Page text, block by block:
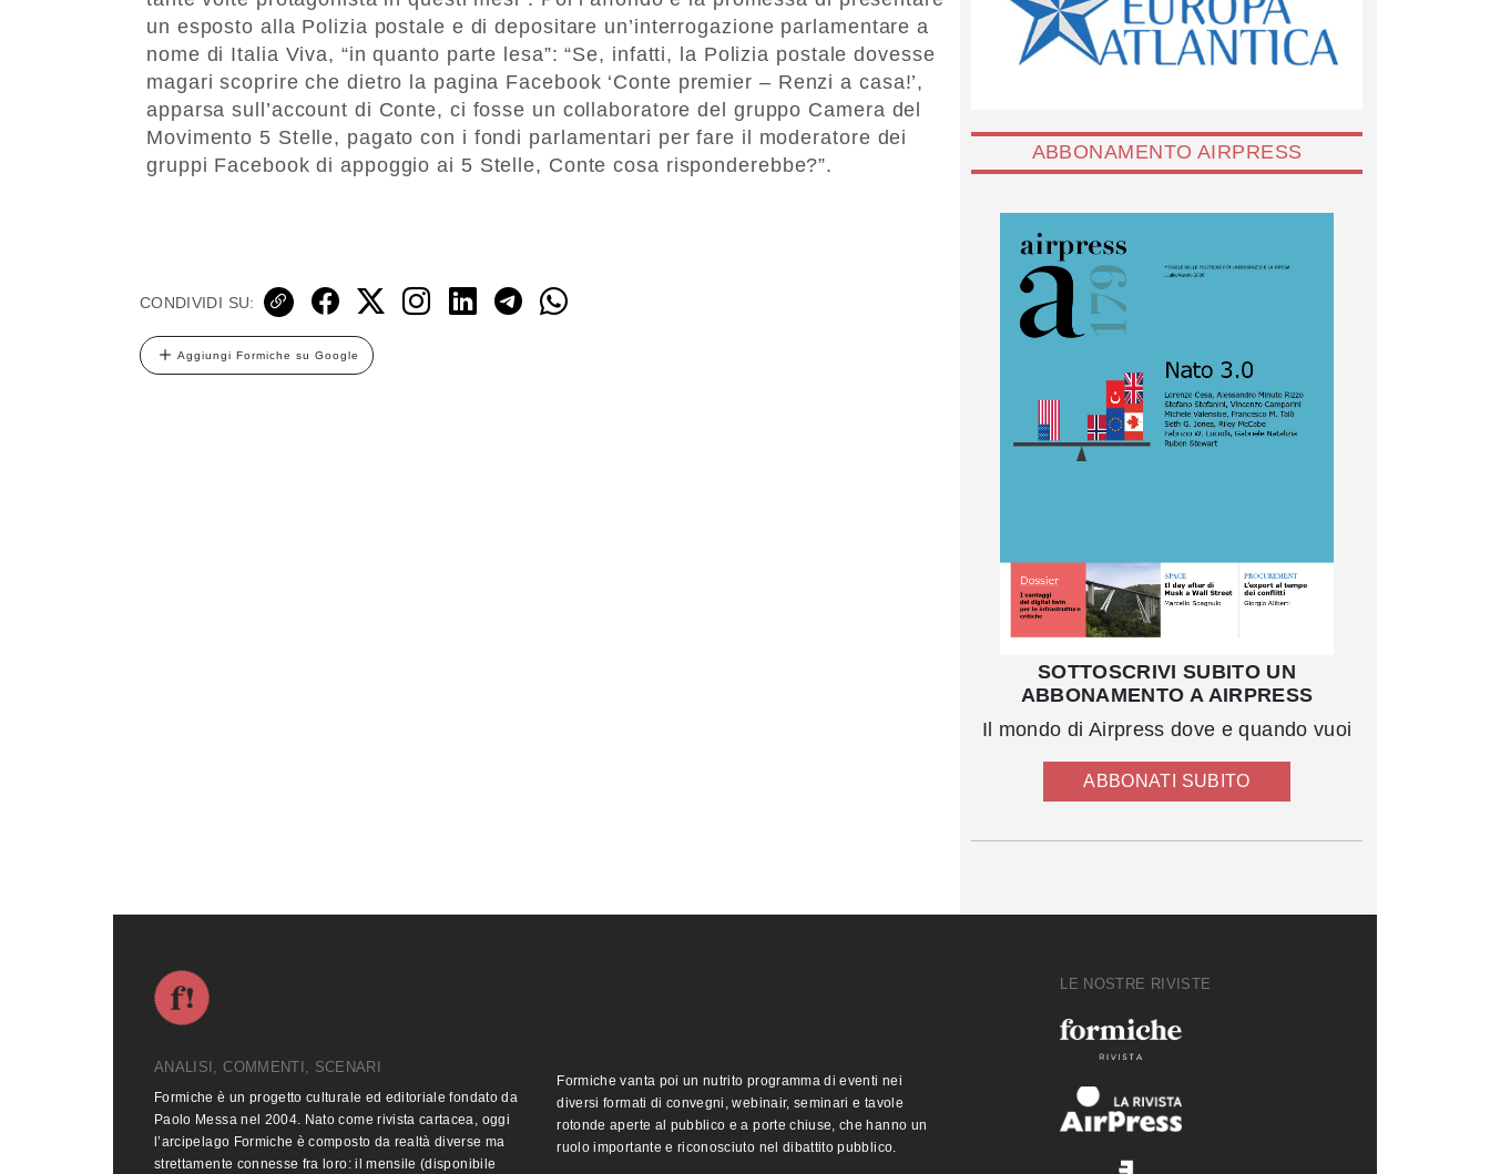
un esposto alla Polizia postale e di depositare un’interrogazione parlamentare a
nome di Italia Viva, “in quanto parte lesa”: “Se, infatti, la Polizia postale dovesse
magari scoprire che dietro la pagina Facebook ‘Conte premier – Renzi a casa!’,
apparsa sull’account di Conte, ci fosse un collaboratore del gruppo Camera del
Movimento 5 Stelle, pagato con i fondi parlamentari per fare il moderatore dei
gruppi Facebook di appoggio ai 5 Stelle, Conte cosa risponderebbe?”.
CONDIVIDI SU:
Aggiungi Formiche su Google
ABBONAMENTO AIRPRESS
SOTTOSCRIVI SUBITO UN
ABBONAMENTO A AIRPRESS
Il mondo di Airpress dove e quando vuoi
ABBONATI SUBITO
ANALISI, COMMENTI, SCENARI
Formiche è un progetto culturale ed editoriale fondato da
Paolo Messa nel 2004. Nato come rivista cartacea, oggi
l’arcipelago Formiche è composto da realtà diverse ma
strettamente connesse fra loro: il mensile (disponibile
Formiche vanta poi un nutrito programma di eventi nei
diversi formati di convegni, webinair, seminari e tavole
rotonde aperte al pubblico e a porte chiuse, che hanno un
ruolo importante e riconosciuto nel dibattito pubblico.
LE NOSTRE RIVISTE